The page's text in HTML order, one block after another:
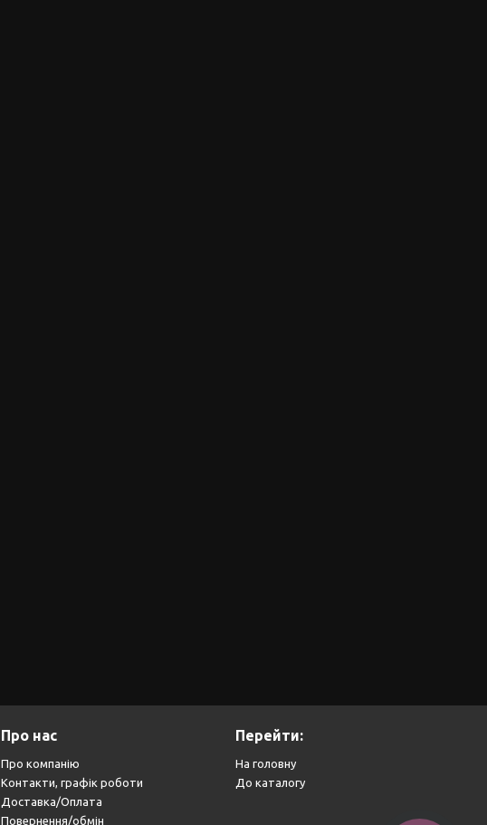
Про нас
Про компанію
Контакти, графік роботи
Доставка/Оплата
Повернення/обмін
Перейти:
На головну
До каталогу